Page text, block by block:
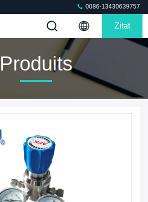
0086-13430639757
Zitat
Produits